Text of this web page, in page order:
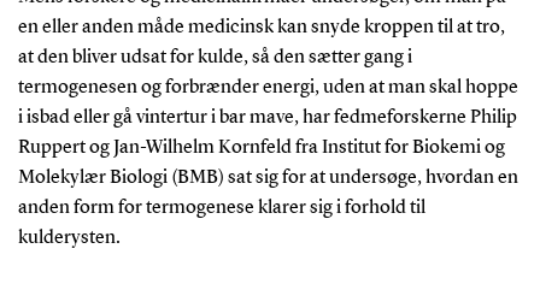
en eller anden måde medicinsk kan snyde kroppen til at tro,
at den bliver udsat for kulde, så den sætter gang i
termogenesen og forbrænder energi, uden at man skal hoppe
i isbad eller gå vintertur i bar mave, har fedmeforskerne Philip
Ruppert og Jan-Wilhelm Kornfeld fra Institut for Biokemi og
Molekylær Biologi (BMB) sat sig for at undersøge, hvordan en
anden form for termogenese klarer sig i forhold til
kulderysten.